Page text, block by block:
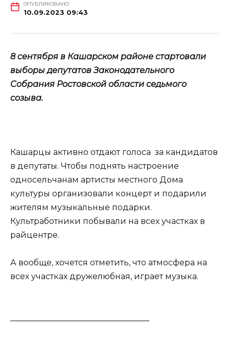
ОПУБЛИКОВАНО
10.09.2023 09:43
8 сентября в Кашарском районе стартовали
выборы депутатов Законодательного
Собрания Ростовской области седьмого
созыва.
Кашарцы активно отдают голоса за кандидатов
в депутаты. Чтобы поднять настроение
односельчанам артисты местного Дома
культуры организовали концерт и подарили
жителям музыкальные подарки.
Культработники побывали на всех участках в
райцентре.
А вообще, хочется отметить, что атмосфера на
всех участках дружелюбная, играет музыка.